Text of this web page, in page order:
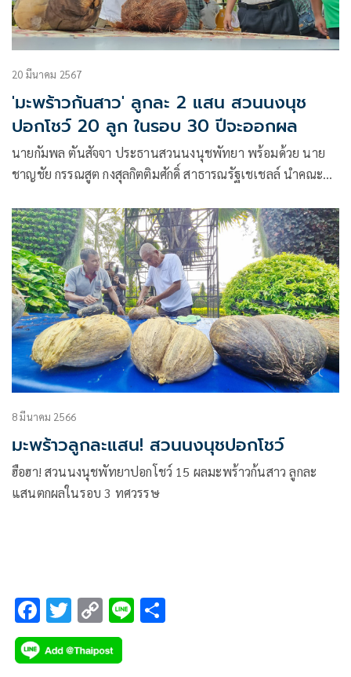
20 มีนาคม 2567
'มะพร้าวก้นสาว' ลูกละ 2 แสน สวนนงนุช
ปอกโชว์ 20 ลูก ในรอบ 30 ปีจะออกผล
นายกัมพล ตันสัจจา ประธานสวนนงนุชพัทยา พร้อมด้วย นาย
ชาญชัย กรรณสูต กงสุลกิตติมศักดิ์ สาธารณรัฐเชเชลล์ นำคณะ
แฝด (LODOICEA MALDIVICA) โลโดเซีย มัลดิวิกา หรือมีชื่อ
เรียกในนามชาวโลกว่า “มะพร้าวก้นสาว” จำนวน 20 ลูก
8 มีนาคม 2566
มะพร้าวลูกละแสน! สวนนงนุชปอกโชว์
ฮือฮา! สวนนงนุชพัทยาปอกโชว์ 15 ผลมะพร้าวก้นสาว ลูกละ
แสนตกผลในรอบ 3 ทศวรรษ
F
ac
e
T
wi
tt
C
o
p
Li